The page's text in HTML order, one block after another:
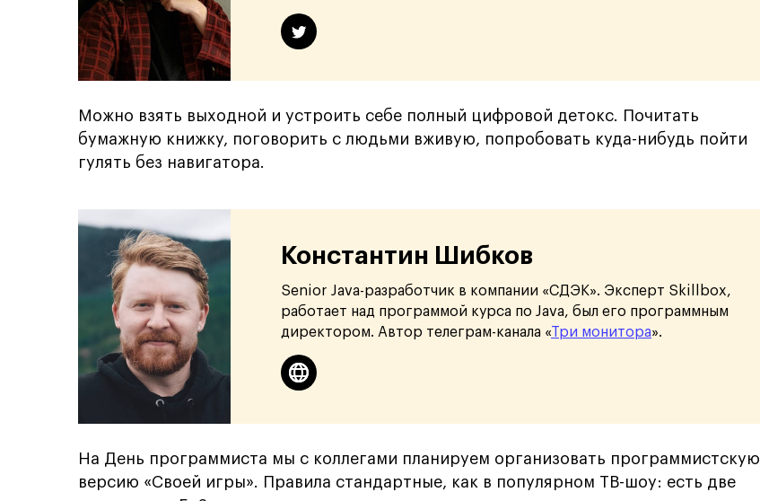
Можно взять выходной и устроить себе полный цифровой детокс. Почитать
бумажную книжку, поговорить с людьми вживую, попробовать куда-нибудь пойти
гулять без навигатора.
Константин Шибков
Senior Java-разработчик в компании «СДЭК». Эксперт Skillbox,
работает над программой курса по Java, был его программным
директором. Автор телеграм-канала «Три монитора».
На День программиста мы с коллегами планируем организовать программистскую
версию «Своей игры». Правила стандартные, как в популярном ТВ-шоу: есть две